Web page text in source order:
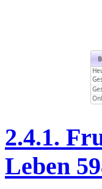
2.4.1.
Leben